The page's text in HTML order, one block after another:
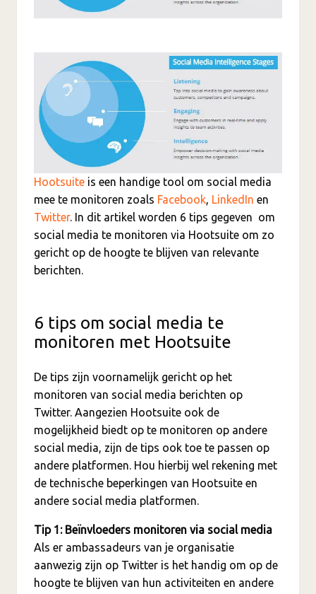
Hootsuite is een handige tool om social media
mee te monitoren zoals Facebook, LinkedIn en
Twitter. In dit artikel worden 6 tips gegeven om
social media te monitoren via Hootsuite om zo
gericht op de hoogte te blijven van relevante
berichten.
6 tips om social media te
monitoren met Hootsuite
De tips zijn voornamelijk gericht op het
monitoren van social media berichten op
Twitter. Aangezien Hootsuite ook de
mogelijkheid biedt op te monitoren op andere
social media, zijn de tips ook toe te passen op
andere platformen. Hou hierbij wel rekening met
de technische beperkingen van Hootsuite en
andere social media platformen.
Tip 1: Beïnvloeders monitoren via social media
Als er ambassadeurs van je organisatie
aanwezig zijn op Twitter is het handig om op de
hoogte te blijven van hun activiteiten en andere